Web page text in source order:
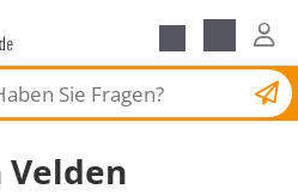
Scheidungsantrag
Velden